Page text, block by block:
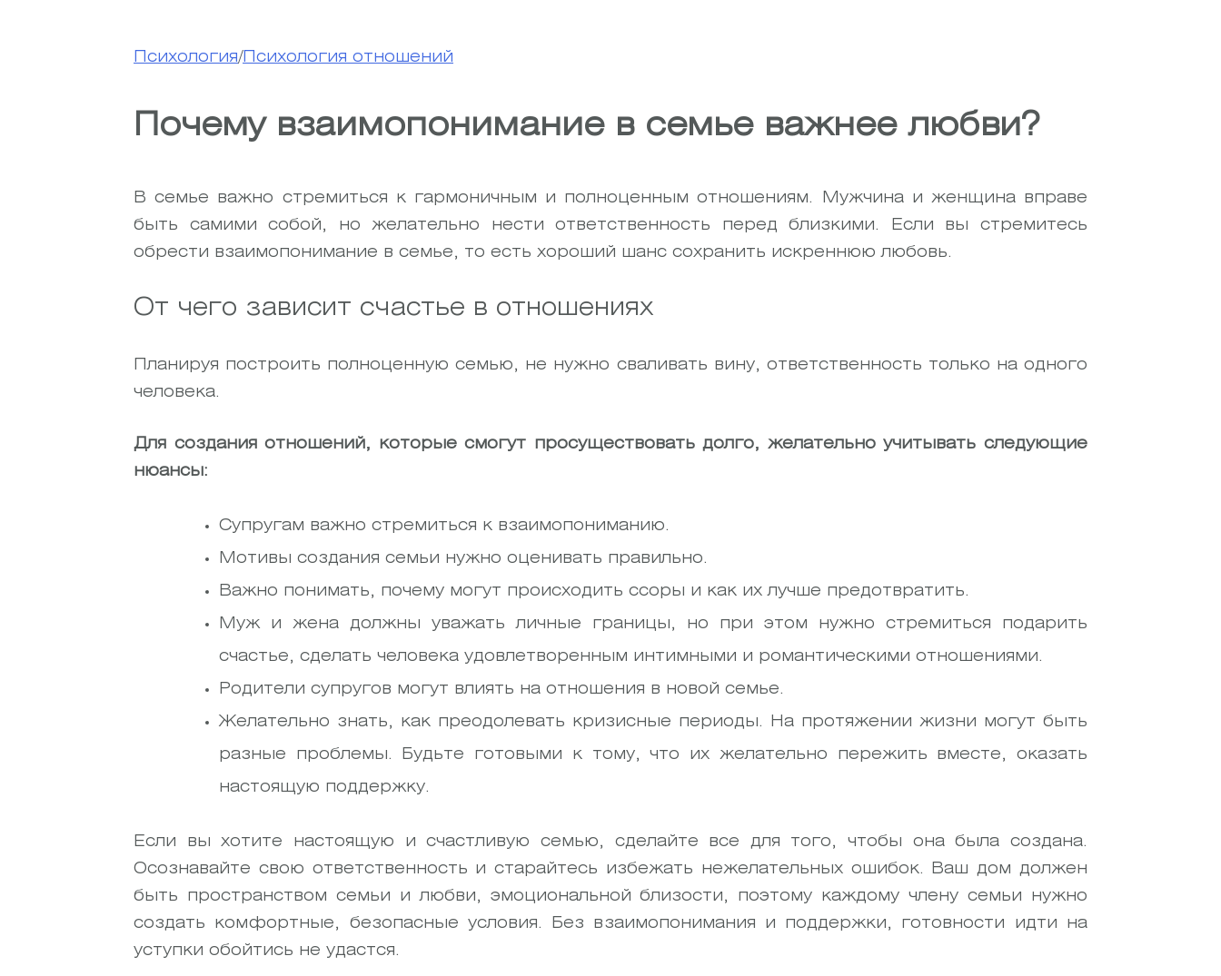
Психология/ Психология отношений
Почему взаимопонимание в семье важнее любви?
В семье важно стремиться к гармоничным и полноценным отношениям. Мужчина и женщина вправе
быть самими собой, но желательно нести ответственность перед близкими. Если вы стремитесь
обрести взаимопонимание в семье, то есть хороший шанс сохранить искреннюю любовь.
От чего зависит счастье в отношениях
Планируя построить полноценную семью, не нужно сваливать вину, ответственность только на одного
человека.
Для создания отношений, которые смогут просуществовать долго, желательно учитывать следующие
нюансы:
Супругам важно стремиться к взаимопониманию.
Мотивы создания семьи нужно оценивать правильно.
Важно понимать, почему могут происходить ссоры и как их лучше предотвратить.
Муж и жена должны уважать личные границы, но при этом нужно стремиться подарить
счастье, сделать человека удовлетворенным интимными и романтическими отношениями.
Родители супругов могут влиять на отношения в новой семье.
Желательно знать, как преодолевать кризисные периоды. На протяжении жизни могут быть
разные проблемы. Будьте готовыми к тому, что их желательно пережить вместе, оказать
настоящую поддержку.
Если вы хотите настоящую и счастливую семью, сделайте все для того, чтобы она была создана.
Осознавайте свою ответственность и старайтесь избежать нежелательных ошибок. Ваш дом должен
быть пространством семьи и любви, эмоциональной близости, поэтому каждому члену семьи нужно
создать комфортные, безопасные условия. Без взаимопонимания и поддержки, готовности идти на
уступки обойтись не удастся.